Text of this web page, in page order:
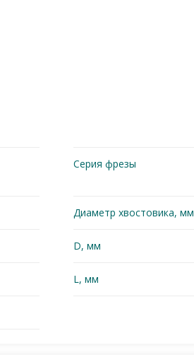
Серия фрезы
Диаметр хвостовика, мм
D, мм
L, мм